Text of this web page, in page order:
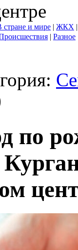
стране и мире | ЖКХ
| Разное
по